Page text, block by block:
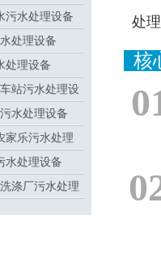
污水处理设备
处理设备
处理设备
站污水处理设
水处理设备
家乐污水处理
水处理设备
涤厂污水处理
处